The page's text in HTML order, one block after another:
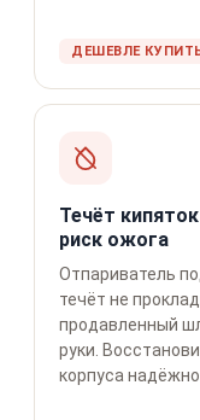
ДЕШЕВЛЕ
Течёт
риск ожога
Отпариватель
течёт не
продавленный
руки.
корпуса надёжно